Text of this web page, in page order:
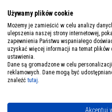
Używamy plików cookie
Możemy je zamieścić w celu analizy
ulepszenia naszej strony internetowej,
zapewnienia Państwu wspaniałego
uzyskać więcej informacji na temat plików
ustawienia.
Dane są gromadzone w celu
reklamowych. Dane mogą być
znaleźć tutaj.
Akceptuj